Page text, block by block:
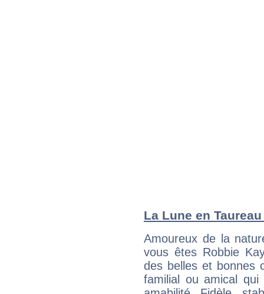
La Lune en
Amoureux de la
vous êtes Robbie
des belles et bonnes
familial ou amical